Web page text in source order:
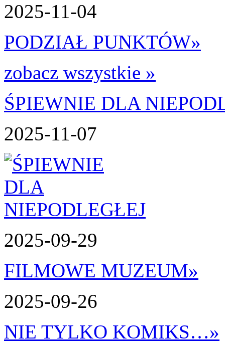
2025-11-04
PODZIAŁ PUNKTÓW»
zobacz wszystkie »
ŚPIEWNIE DLA
2025-11-07
2025-09-29
FILMOWE MUZEUM»
2025-09-26
NIE TYLKO KOMIKS…»